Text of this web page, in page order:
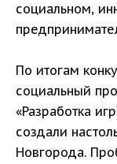
социальном,
По итогам
социальный
«Разработка
создали
Новгорода.